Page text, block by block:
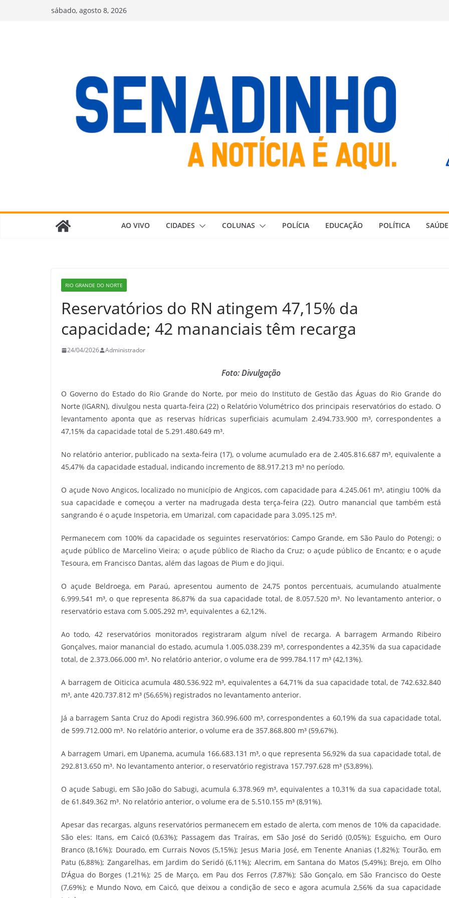
sábado, agosto 8, 2026
AO VIVO CIDADES COLUNAS POLÍCIA EDUCAÇÃO POLÍTICA SAÚDE
RIO GRANDE DO NORTE
Reservatórios do RN atingem 47,15% da
capacidade; 42 mananciais têm recarga
24/04/2026 Administrador
Foto: Divulgação
O Governo do Estado do Rio Grande do Norte, por meio do Instituto de Gestão das Águas do Rio Grande do
Norte (IGARN), divulgou nesta quarta-feira (22) o Relatório Volumétrico dos principais reservatórios do estado. O
levantamento aponta que as reservas hídricas superficiais acumulam 2.494.733.900 m³, correspondentes a
47,15% da capacidade total de 5.291.480.649 m³.
No relatório anterior, publicado na sexta-feira (17), o volume acumulado era de 2.405.816.687 m³, equivalente a
45,47% da capacidade estadual, indicando incremento de 88.917.213 m³ no período.
O açude Novo Angicos, localizado no município de Angicos, com capacidade para 4.245.061 m³, atingiu 100% da
sua capacidade e começou a verter na madrugada desta terça-feira (22). Outro manancial que também está
sangrando é o açude Inspetoria, em Umarizal, com capacidade para 3.095.125 m³.
Permanecem com 100% da capacidade os seguintes reservatórios: Campo Grande, em São Paulo do Potengi; o
açude público de Marcelino Vieira; o açude público de Riacho da Cruz; o açude público de Encanto; e o açude
Tesoura, em Francisco Dantas, além das lagoas de Pium e do Jiqui.
O açude Beldroega, em Paraú, apresentou aumento de 24,75 pontos percentuais, acumulando atualmente
6.999.541 m³, o que representa 86,87% da sua capacidade total, de 8.057.520 m³. No levantamento anterior, o
reservatório estava com 5.005.292 m³, equivalentes a 62,12%.
Ao todo, 42 reservatórios monitorados registraram algum nível de recarga. A barragem Armando Ribeiro
Gonçalves, maior manancial do estado, acumula 1.005.038.239 m³, correspondentes a 42,35% da sua capacidade
total, de 2.373.066.000 m³. No relatório anterior, o volume era de 999.784.117 m³ (42,13%).
A barragem de Oiticica acumula 480.536.922 m³, equivalentes a 64,71% da sua capacidade total, de 742.632.840
m³, ante 420.737.812 m³ (56,65%) registrados no levantamento anterior.
Já a barragem Santa Cruz do Apodi registra 360.996.600 m³, correspondentes a 60,19% da sua capacidade total,
de 599.712.000 m³. No relatório anterior, o volume era de 357.868.800 m³ (59,67%).
A barragem Umari, em Upanema, acumula 166.683.131 m³, o que representa 56,92% da sua capacidade total, de
292.813.650 m³. No levantamento anterior, o reservatório registrava 157.797.628 m³ (53,89%).
O açude Sabugi, em São João do Sabugi, acumula 6.378.969 m³, equivalentes a 10,31% da sua capacidade total,
de 61.849.362 m³. No relatório anterior, o volume era de 5.510.155 m³ (8,91%).
Apesar das recargas, alguns reservatórios permanecem em estado de alerta, com menos de 10% da capacidade.
São eles: Itans, em Caicó (0,63%); Passagem das Traíras, em São José do Seridó (0,05%); Esguicho, em Ouro
Branco (8,16%); Dourado, em Currais Novos (5,15%); Jesus Maria José, em Tenente Ananias (1,82%); Tourão, em
Patu (6,88%); Zangarelhas, em Jardim do Seridó (6,11%); Alecrim, em Santana do Matos (5,49%); Brejo, em Olho
D’Água do Borges (1,21%); 25 de Março, em Pau dos Ferros (7,87%); São Gonçalo, em São Francisco do Oeste
(7,69%); e Mundo Novo, em Caicó, que deixou a condição de seco e agora acumula 2,56% da sua capacidade